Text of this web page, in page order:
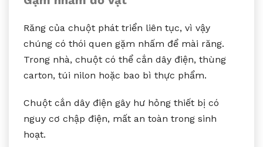
Răng của chuột phát triển liên tục, vì vậy
chúng có thói quen gặm nhấm để mài răng.
Trong nhà, chuột có thể cắn dây điện, thùng
carton, túi nilon hoặc bao bì thực phẩm.
Chuột cắn dây điện gây hư hỏng thiết bị có
nguy cơ chập điện, mất an toàn trong sinh
hoạt.